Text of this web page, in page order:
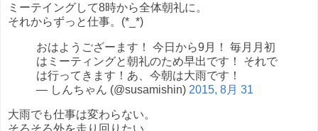
ミーテイングして8時から全体朝礼に。
それからずっと仕事。(*_*)
おはようござーます！ 今日から9月！ 毎月月初
はミーティングと朝礼のため早出です！ それで
は行ってきます！あ、今朝は大雨です！
— しんちゃん (@susamishin) 2015, 8月 31
大雨でも仕事は変わらない。